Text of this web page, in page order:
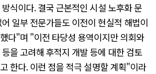
식이다. 결국 근본적인 시설 노후화 문
일부 전문가들도 이전이 현실적 해법이
다"며 "이전 타당성 용역이지만 의회와
을 고려해 후적지 개발 등에 대한 검토
한다. 이런 점을 적극 설명할 계획"이라